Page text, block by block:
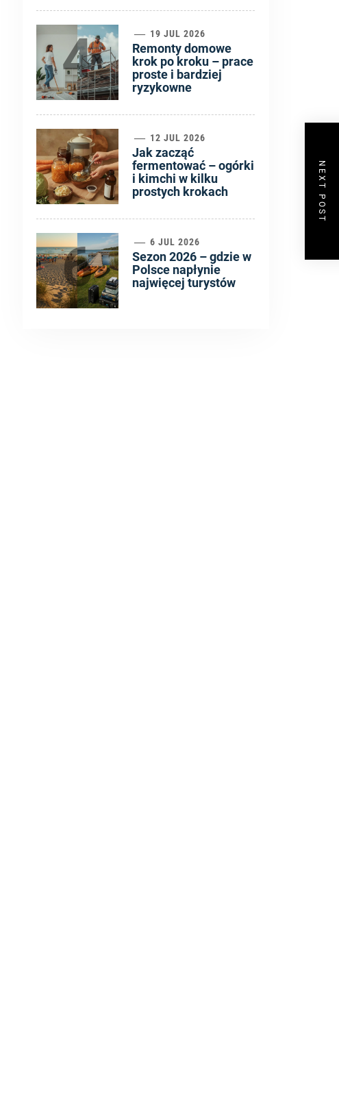
NEXT POST
4 19 JUL 2026
Remonty domowe
krok po kroku – prace
proste i bardziej
ryzykowne
5 12 JUL 2026
Jak zacząć
fermentować – ogórki
i kimchi w kilku
prostych krokach
6 6 JUL 2026
Sezon 2026 – gdzie w
Polsce napłynie
najwięcej turystów